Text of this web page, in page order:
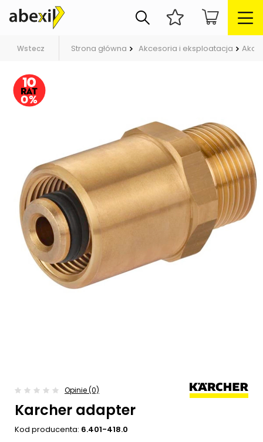
Wstecz Strona główna Akcesoria i eksploatacja
Opinie (0)
Karcher adapter
Kod producenta: 6.401-418.0